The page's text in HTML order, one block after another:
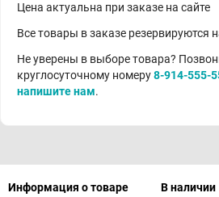
Цена актуальна при заказе на сайте
Все товары в заказе резервируются
Не уверены в выборе товара?
круглосуточному номеру8-914-555-
напишите нам.
Информация о товаре В наличии